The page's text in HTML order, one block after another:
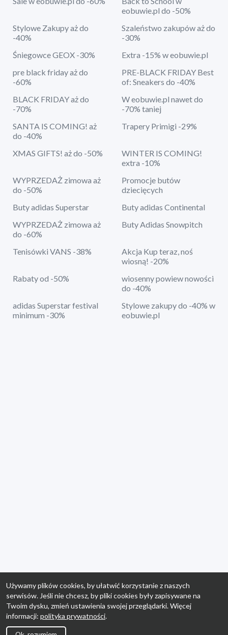
eobuwie.pl do -50%
Stylowe Zakupy aż do
-40%
Szaleństwo zakupów aż do
-30%
Śniegowce GEOX -30%
Extra -15% w eobuwie.pl
pre black friday aż do
-60%
PRE-BLACK FRIDAY Best
of: Sneakers do -40%
BLACK FRIDAY aż do
-70%
W eobuwie.pl nawet do
-70% taniej
SANTA IS COMING! aż
do -40%
Trapery Primigi -29%
XMAS GIFTS! aż do -50%
WINTER IS COMING!
extra -10%
WYPRZEDAŻ zimowa aż
do -50%
Promocje butów
dziecięcych
Buty adidas Superstar
Buty adidas Continental
WYPRZEDAŻ zimowa aż
do -60%
Buty Adidas Snowpitch
Tenisówki VANS -38%
Akcja Kup teraz, noś
wiosną! -20%
Rabaty od -50%
wiosenny powiew nowości
do -40%
adidas Superstar festival
minimum -30%
Stylowe zakupy do -40% w
eobuwie.pl
Używamy plików cookies, by ułatwić korzystanie z naszych
serwisów. Jeśli nie chcesz, by pliki cookies były zapisywane na
Twoim dysku, zmień ustawienia swojej przeglądarki. Więcej
informacji: polityka prywatności.